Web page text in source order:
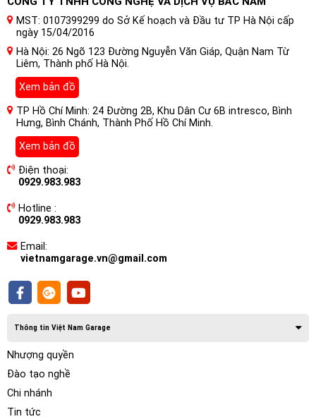
nhạc. Điều này dẫn đến âm thanh bị bí, dải trung thiếu chi tiết,
bass yếu và âm hình lệch hẳn về phía cửa lái.
Đây chính là lý do
thành “vũ khí bắt buộc” trong các hệ thống âm thanh xe hơi
Morel MDSP | MDSP10/8A
được giới chơi âm thanh và kỹ thuật viên đánh giá rất cao.
MST: 0107399299 do Sở Kế hoạch và Đầu tư TP Hà Nội cấp
ngày 15/04/2016
Hà Nội: 26 Ngõ 123 Đường Nguyễn Văn Giáp, Quận Nam Từ
Liêm, Thành phố Hà Nội.
Xem bản đồ
TP Hồ Chí Minh: 24 Đường 2B, Khu Dân Cư 6B intresco, Bình
Hưng, Bình Chánh, Thành Phố Hồ Chí Minh.
Xem bản đồ
Điện thoại:
0929.983.983
Hotline :
0929.983.983
Email:
vietnamgarage.vn@gmail.com
Thông tin Việt Nam Garage
Nhượng quyền
Đào tạo nghề
Chi nhánh
Tin tức